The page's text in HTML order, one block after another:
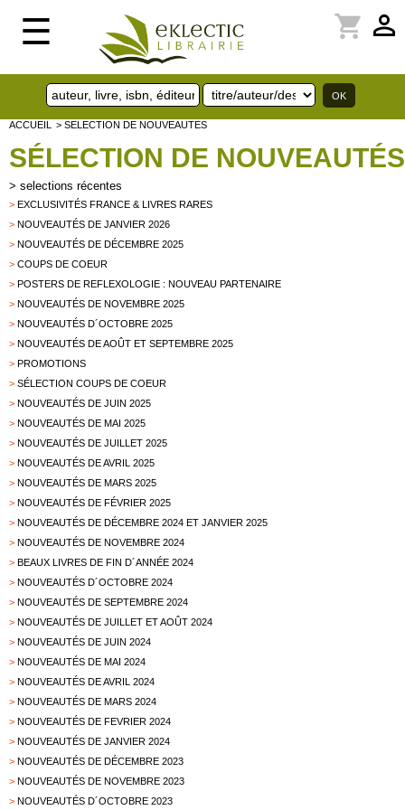
☰ perm_identity
shopping_cart
ACCUEIL > SELECTION DE NOUVEAUTES
SÉLECTION DE NOUVEAUTÉS
> selections récentes
> EXCLUSIVITÉS FRANCE & LIVRES RARES
> NOUVEAUTÉS DE JANVIER 2026
> NOUVEAUTÉS DE DÉCEMBRE 2025
> COUPS DE COEUR
> POSTERS DE REFLEXOLOGIE : NOUVEAU PARTENAIRE
> NOUVEAUTÉS DE NOVEMBRE 2025
> NOUVEAUTÉS D´OCTOBRE 2025
> NOUVEAUTÉS DE AOÛT ET SEPTEMBRE 2025
> PROMOTIONS
> SÉLECTION COUPS DE COEUR
> NOUVEAUTÉS DE JUIN 2025
> NOUVEAUTÉS DE MAI 2025
> NOUVEAUTÉS DE JUILLET 2025
> NOUVEAUTÉS DE AVRIL 2025
> NOUVEAUTÉS DE MARS 2025
> NOUVEAUTÉS DE FÉVRIER 2025
> NOUVEAUTÉS DE DÉCEMBRE 2024 ET JANVIER 2025
> NOUVEAUTÉS DE NOVEMBRE 2024
> BEAUX LIVRES DE FIN D´ANNÉE 2024
> NOUVEAUTÉS D´OCTOBRE 2024
> NOUVEAUTÉS DE SEPTEMBRE 2024
> NOUVEAUTÉS DE JUILLET ET AOÛT 2024
> NOUVEAUTÉS DE JUIN 2024
> NOUVEAUTÉS DE MAI 2024
> NOUVEAUTÉS DE AVRIL 2024
> NOUVEAUTÉS DE MARS 2024
> NOUVEAUTÉS DE FEVRIER 2024
> NOUVEAUTÉS DE JANVIER 2024
> NOUVEAUTÉS DE DÉCEMBRE 2023
> NOUVEAUTÉS DE NOVEMBRE 2023
> NOUVEAUTÉS D´OCTOBRE 2023